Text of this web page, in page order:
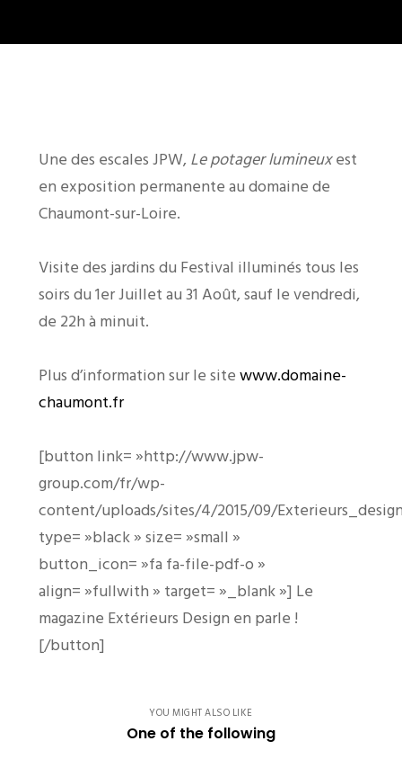
Une des escales JPW, Le potager lumineuxest
en exposition permanente au domaine de
Chaumont-sur-Loire.
Visite des jardins du Festival illuminés tous les
soirs du 1er Juillet au 31 Août, sauf le vendredi,
de 22h à minuit.
Plus d’information sur le sitewww.domaine-
chaumont.fr
[button link= »http://www.jpw-
group.com/fr/wp-
content/uploads/sites/4/2015/09/
type= »black » size= »small »
button_icon= »fa fa-file-pdf-o »
align= »fullwith » target= »_blank »] Le
magazine Extérieurs Design en parle !
[/button]
YOU MIGHT ALSO LIKE
One of the following